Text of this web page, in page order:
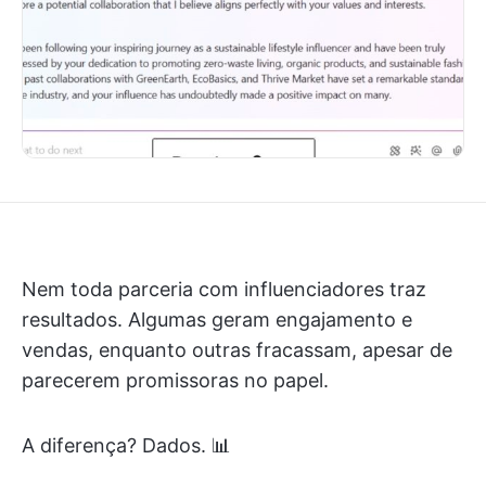
Nem toda parceria com influenciadores traz
resultados. Algumas geram engajamento e
vendas, enquanto outras fracassam, apesar de
parecerem promissoras no papel.
A diferença? Dados. 📊